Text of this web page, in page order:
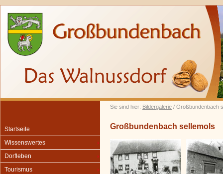
Sie sind hier: Bildergalerie / Großbundenbach
Startseite
Wissenswertes
Dorfleben
Tourismus
Großbundenbach sellemols